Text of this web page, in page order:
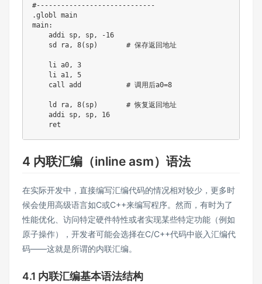
#-- -- -- -- -- -- -- -- -- -- -- -- -- -- -
.globl main
main:
    addi sp
, sp, -16
    sd ra
, 8( sp)
       # 保存返回地址
    li a0
,
3
    li a1
,
5
    call add           # 调用后a0
=8
    ld ra
, 8( sp)
       # 恢复返回地址
    addi sp
, sp,
16
4 内联汇编（inline asm）语法
在实际开发中，直接编写汇编代码的情况相对较少，更多时
候会使用高级语言如C或C++来编写程序。然而，有时为了
性能优化、访问特定硬件特性或者实现某些特定功能（例如
原子操作），开发者可能会选择在C/C++代码中嵌入汇编代
码——这就是所谓的内联汇编。
4.1 内联汇编基本语法结构